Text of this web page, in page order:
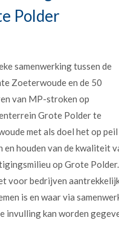
Polder
samenwerking tussen de
Zoeterwoude en de 50
van MP-stroken op
Grote Polder te
met als doel het op peil
en houden van de kwaliteit
op Grote Polder.
voor bedrijven
is en waar via
invulling kan worden